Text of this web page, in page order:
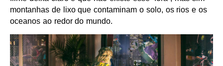
montanhas de lixo que contaminam o solo, os rios e os
oceanos ao redor do mundo.